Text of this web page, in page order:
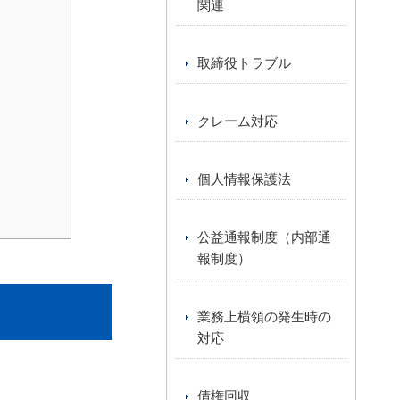
関連
取締役トラブル
クレーム対応
個人情報保護法
公益通報制度（内部通
報制度）
業務上横領の発生時の
対応
債権回収